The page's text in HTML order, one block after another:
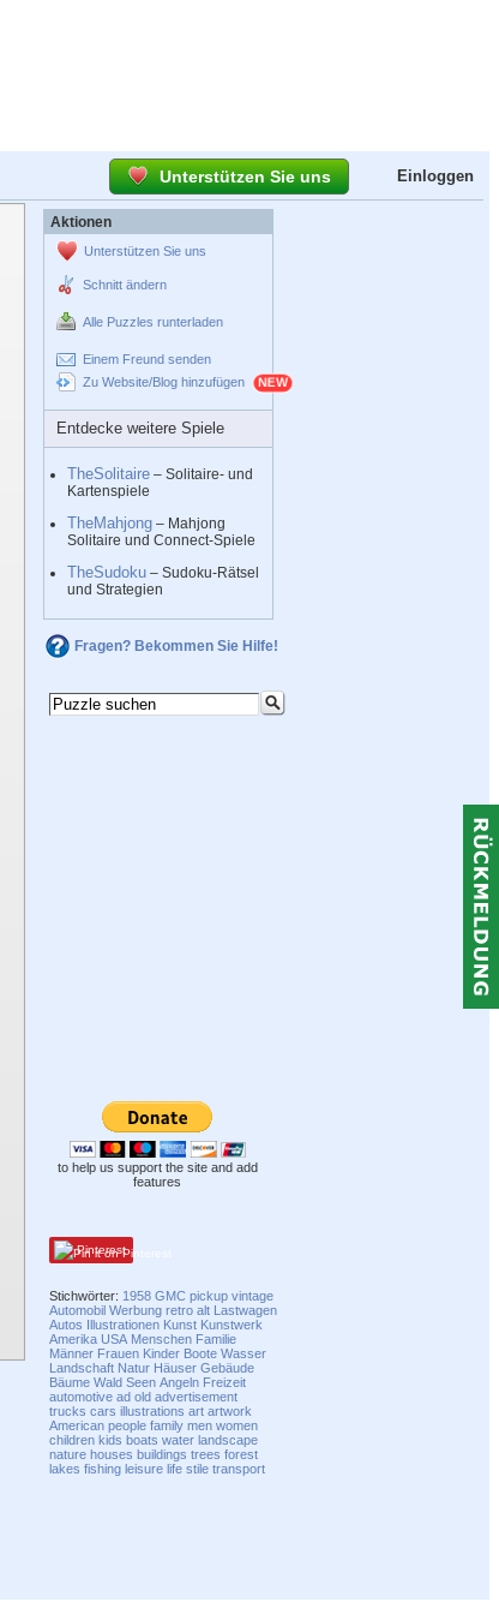
Unterstützen Sie uns Einloggen
Aktionen
Unterstützen Sie uns
Schnitt ändern
Alle Puzzles runterladen
Einem Freund senden
Zu Website/Blog hinzufügen
Entdecke weitere Spiele
TheSolitaire – Solitaire- und
Kartenspiele
TheMahjong – Mahjong
Solitaire und Connect-Spiele
TheSudoku – Sudoku-Rätsel
und Strategien
Fragen? Bekommen Sie Hilfe!
to help us support the site and add
features
Pinterest
Stichwörter: 1958 GMC pickup vintage
Automobil Werbung retro alt Lastwagen
Autos Illustrationen Kunst Kunstwerk
Amerika USA Menschen Familie
Männer Frauen Kinder Boote Wasser
Landschaft Natur Häuser Gebäude
Bäume Wald Seen Angeln Freizeit
automotive ad old advertisement
trucks cars illustrations art artwork
American people family men women
children kids boats water landscape
nature houses buildings trees forest
lakes fishing leisure life stile transport